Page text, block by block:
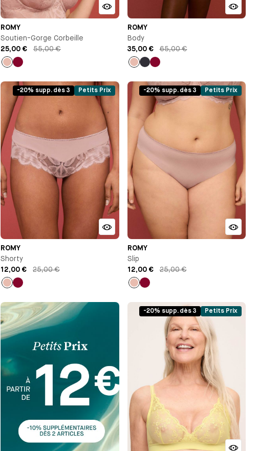
ROMY
Soutien-Gorge Corbeille
25,00 €
55,00 €
vin
ROMY
Body
35,00 €
65,00 €
vin
-20% supp. dès 3 Petits Prix
ROMY
Shorty
12,00 €
25,00 €
vin
-20% supp. dès 3 Petits Prix
ROMY
Slip
12,00 €
25,00 €
vin
-20% supp. dès 3 Petits Prix